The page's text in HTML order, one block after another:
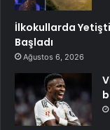
İlkokullarda
Başladı
Ağustos 6, 2026